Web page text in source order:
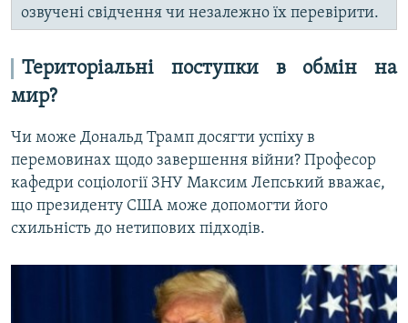
озвучені свідчення чи незалежно їх перевірити.
Територіальні поступки в обмін на
мир?
Чи може Дональд Трамп досягти успіху в
перемовинах щодо завершення війни? Професор
кафедри соціології ЗНУ Максим Лепський вважає,
що президенту США може допомогти його
схильність до нетипових підходів.